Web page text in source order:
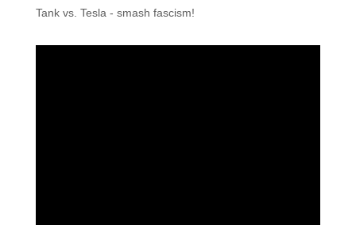
Tank vs. Tesla - smash fascism!